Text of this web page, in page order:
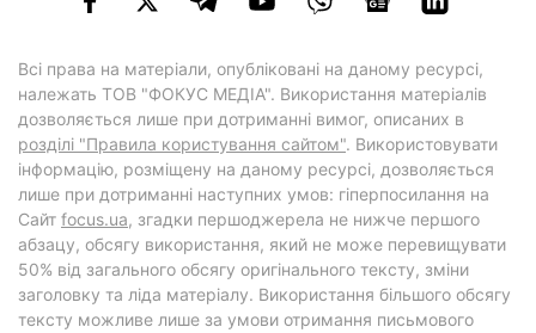
Всі права на матеріали, опубліковані на даному ресурсі,
належать ТОВ "ФОКУС МЕДІА". Використання матеріалів
дозволяється лише при дотриманні вимог, описаних в
розділі "Правила користування сайтом". Використовувати
інформацію, розміщену на даному ресурсі, дозволяється
лише при дотриманні наступних умов: гіперпосилання на
Cайт focus.ua, згадки першоджерела не нижче першого
абзацу, обсягу використання, який не може перевищувати
50% від загального обсягу оригінального тексту, зміни
заголовку та ліда матеріалу. Використання більшого обсягу
тексту можливе лише за умови отримання письмового